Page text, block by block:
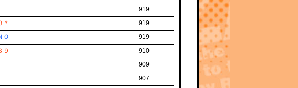
919
＊
919
Ｏ
919
９
910
909
907